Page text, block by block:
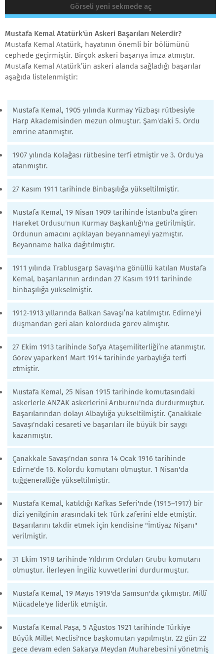
Görseli yeni sekmede aç
Mustafa Kemal Atatürk'ün Askeri Başarıları Nelerdir?
Mustafa Kemal Atatürk, hayatının önemli bir bölümünü
cephede geçirmiştir. Birçok askeri başarıya imza atmıştır.
Mustafa Kemal Atatürk’ün askeri alanda sağladığı başarılar
aşağıda listelenmiştir:
Mustafa Kemal, 1905 yılında Kurmay Yüzbaşı rütbesiyle
Harp Akademisinden mezun olmuştur. Şam'daki 5. Ordu
emrine atanmıştır.
1907 yılında Kolağası rütbesine terfi etmiştir ve 3. Ordu'ya
atanmıştır.
27 Kasım 1911 tarihinde Binbaşılığa yükseltilmiştir.
Mustafa Kemal, 19 Nisan 1909 tarihinde İstanbul'a giren
Hareket Ordusu'nun Kurmay Başkanlığı'na getirilmiştir.
Ordunun amacını açıklayan beyannameyi yazmıştır.
Beyanname halka dağıtılmıştır.
1911 yılında Trablusgarp Savaşı'na gönüllü katılan Mustafa
Kemal, başarılarının ardından 27 Kasım 1911 tarihinde
binbaşılığa yükselmiştir.
1912-1913 yıllarında Balkan Savaşı’na katılmıştır. Edirne'yi
düşmandan geri alan kolorduda görev almıştır.
27 Ekim 1913 tarihinde Sofya Ataşemiliterliği’ne atanmıştır.
Görev yaparken1 Mart 1914 tarihinde yarbaylığa terfi
etmiştir.
Mustafa Kemal, 25 Nisan 1915 tarihinde komutasındaki
askerlerle ANZAK askerlerini Arıburnu'nda durdurmuştur.
Başarılarından dolayı Albaylığa yükseltilmiştir. Çanakkale
Savaşı'ndaki cesareti ve başarıları ile büyük bir saygı
kazanmıştır.
Çanakkale Savaşı'ndan sonra 14 Ocak 1916 tarihinde
Edirne'de 16. Kolordu komutanı olmuştur. 1 Nisan'da
tuğgeneralliğe yükseltilmiştir.
Mustafa Kemal, katıldığı Kafkas Seferi'nde (1915–1917) bir
dizi yenilginin arasındaki tek Türk zaferini elde etmiştir.
Başarılarını takdir etmek için kendisine "İmtiyaz Nişanı"
verilmiştir.
31 Ekim 1918 tarihinde Yıldırım Orduları Grubu komutanı
olmuştur. İlerleyen İngiliz kuvvetlerini durdurmuştur.
Mustafa Kemal, 19 Mayıs 1919'da Samsun'da çıkmıştır. Millî
Mücadele'ye liderlik etmiştir.
Mustafa Kemal Paşa, 5 Ağustos 1921 tarihinde Türkiye
Büyük Millet Meclisi'nce başkomutan yapılmıştır. 22 gün 22
gece devam eden Sakarya Meydan Muharebesi'ni yönetmiş